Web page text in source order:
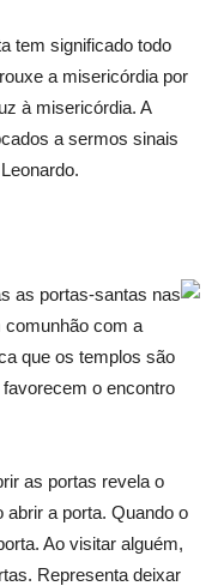
tem significado todo
a misericórdia por
à misericórdia. A
a sermos sinais
as portas-santas nas
comunhão com a
que os templos são
o encontro
as portas revela o
abrir a porta. Quando o
Ao visitar alguém,
Representa deixar